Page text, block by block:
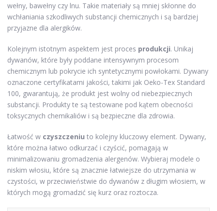
wełny, bawełny czy lnu. Takie materiały są mniej skłonne do
wchłaniania szkodliwych substancji chemicznych i są bardziej
przyjazne dla alergików.
Kolejnym istotnym aspektem jest proces produkcji. Unikaj
dywanów, które były poddane intensywnym procesom
chemicznym lub pokrycie ich syntetycznymi powłokami. Dywany
oznaczone certyfikatami jakości, takimi jak Oeko-Tex Standard
100, gwarantują, że produkt jest wolny od niebezpiecznych
substancji. Produkty te są testowane pod kątem obecności
toksycznych chemikaliów i są bezpieczne dla zdrowia.
Łatwość w czyszczeniu to kolejny kluczowy element. Dywany,
które można łatwo odkurzać i czyścić, pomagają w
minimalizowaniu gromadzenia alergenów. Wybieraj modele o
niskim włosiu, które są znacznie łatwiejsze do utrzymania w
czystości, w przeciwieństwie do dywanów z długim włosiem, w
których mogą gromadzić się kurz oraz roztocza.